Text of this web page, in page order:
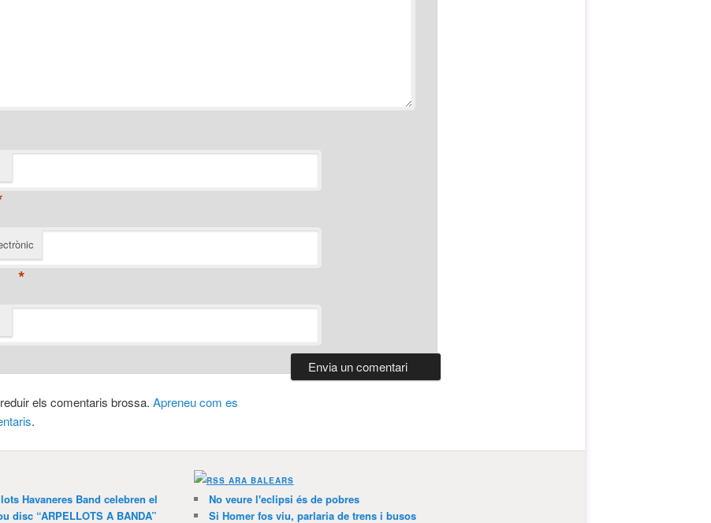
*
els comentaris brossa. Apreneu com es
.
Havaneres Band celebren el
disc “ARPELLOTS A BANDA”
ARA BALEARS
No veure l'eclipsi és de pobres
Si Homer fos viu, parlaria de trens i busos